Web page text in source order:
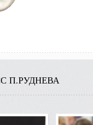
П.РУДНЕВА